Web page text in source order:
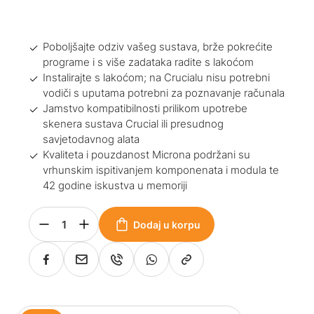
Poboljšajte odziv vašeg sustava, brže pokrećite
programe i s više zadataka radite s lakoćom
Instalirajte s lakoćom; na Crucialu nisu potrebni
vodiči s uputama potrebni za poznavanje računala
Jamstvo kompatibilnosti prilikom upotrebe
skenera sustava Crucial ili presudnog
savjetodavnog alata
Kvaliteta i pouzdanost Microna podržani su
vrhunskim ispitivanjem komponenata i modula te
42 godine iskustva u memoriji
Dodaj u korpu